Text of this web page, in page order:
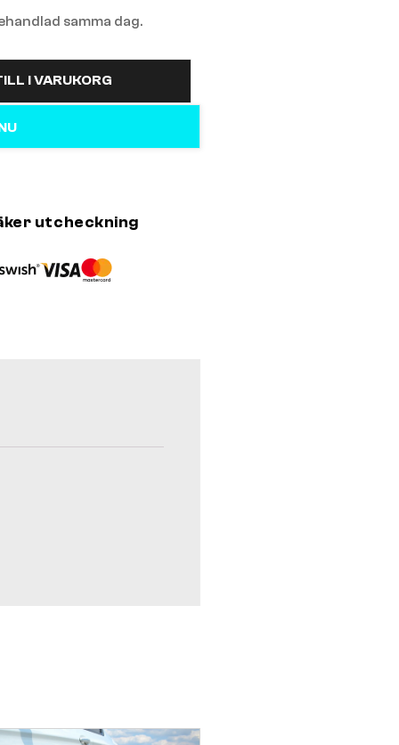
samma dag.
I VARUKORG
utcheckning